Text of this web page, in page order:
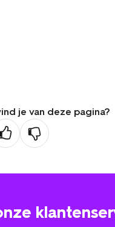
je van deze pagina?